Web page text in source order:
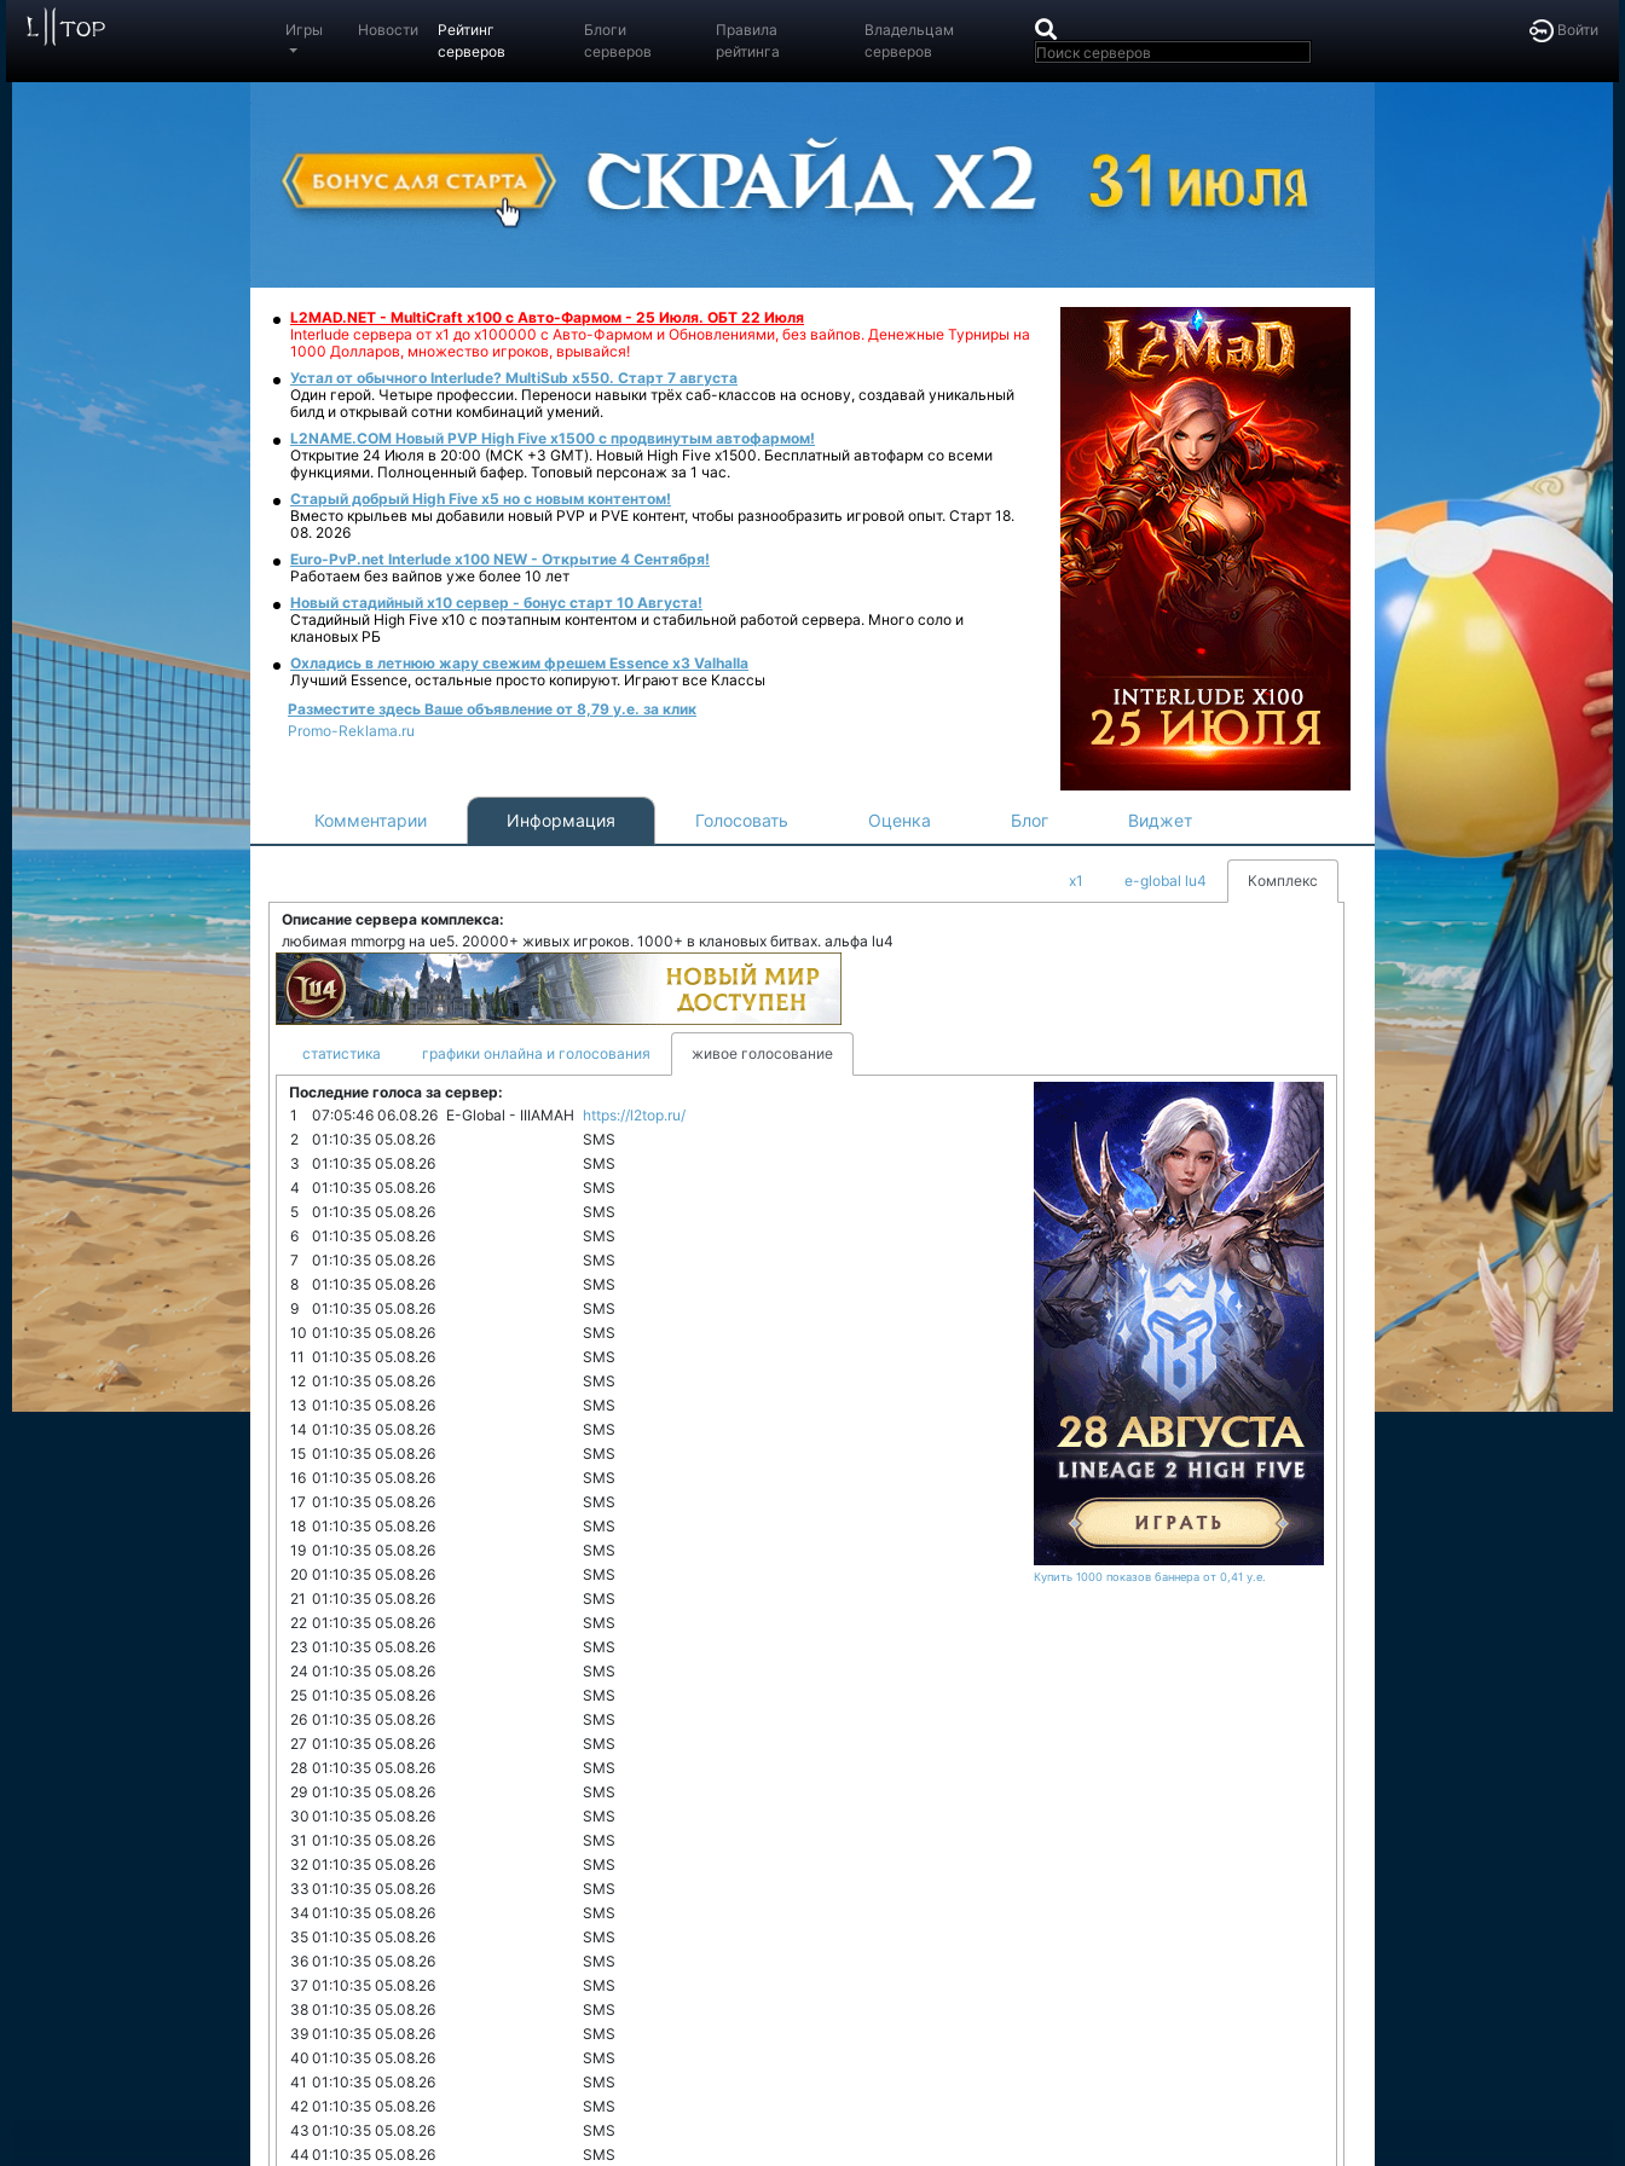
Войти
Игры Новости
Рейтинг
серверов
Блоги
серверов
Правила
рейтинга
Владельцам
серверов
L2MAD.NET - MultiCraft x100 с Авто-Фармом - 25 Июля. ОБТ 22 Июля
Interlude сервера от х1 до х100000 с Авто-Фармом и Обновлениями, без вайпов. Денежные Турниры на
1000 Долларов, множество игроков, врывайся!
Устал от обычного Interlude? MultiSub x550. Старт 7 августа
Один герой. Четыре профессии. Переноси навыки трёх саб-классов на основу, создавай уникальный
билд и открывай сотни комбинаций умений.
L2NAME.COM Новый PVP High Five x1500 с продвинутым автофармом!
Открытие 24 Июля в 20:00 (МСК +3 GMT). Новый High Five x1500. Бесплатный автофарм со всеми
функциями. Полноценный бафер. Топовый персонаж за 1 час.
Старый добрый High Five x5 но с новым контентом!
Вместо крыльев мы добавили новый PVP и PVE контент, чтобы разнообразить игровой опыт. Старт 18.
08. 2026
Euro-PvP.net Interlude х100 NEW - Открытие 4 Сентября!
Работаем без вайпов уже более 10 лет
Новый стадийный х10 сервер - бонус старт 10 Августа!
Стадийный High Five x10 с поэтапным контентом и стабильной работой сервера. Много соло и
клановых РБ
Охладись в летнюю жару свежим фрешем Essence x3 Valhalla
Лучший Essence, остальные просто копируют. Играют все Классы
Разместите здесь Ваше объявление от 8,79 у.е. за клик
Promo-Reklama.ru
Комментарии Информация Голосовать Оценка Блог Виджет
x1 e-global lu4 Комплекс
Описание сервера комплекса:
любимая mmorpg на ue5. 20000+ живых игроков. 1000+ в клановых битвах. альфа lu4
статистика графики онлайна и голосования живое голосование
Купить 1000 показов баннера от 0,41 у.е.
Последние голоса за сервер:
1
07:05:46 06.08.26 E-Global - IIIAMAH https://l2top.ru/
2
01:10:35 05.08.26
SMS
3
01:10:35 05.08.26
SMS
4
01:10:35 05.08.26
SMS
5
01:10:35 05.08.26
SMS
6
01:10:35 05.08.26
SMS
7
01:10:35 05.08.26
SMS
8
01:10:35 05.08.26
SMS
9
01:10:35 05.08.26
SMS
10 01:10:35 05.08.26
SMS
11 01:10:35 05.08.26
SMS
12 01:10:35 05.08.26
SMS
13 01:10:35 05.08.26
SMS
14 01:10:35 05.08.26
SMS
15 01:10:35 05.08.26
SMS
16 01:10:35 05.08.26
SMS
17 01:10:35 05.08.26
SMS
18 01:10:35 05.08.26
SMS
19 01:10:35 05.08.26
SMS
20 01:10:35 05.08.26
SMS
21 01:10:35 05.08.26
SMS
22 01:10:35 05.08.26
SMS
23 01:10:35 05.08.26
SMS
24 01:10:35 05.08.26
SMS
25 01:10:35 05.08.26
SMS
26 01:10:35 05.08.26
SMS
27 01:10:35 05.08.26
SMS
28 01:10:35 05.08.26
SMS
29 01:10:35 05.08.26
SMS
30 01:10:35 05.08.26
SMS
31 01:10:35 05.08.26
SMS
32 01:10:35 05.08.26
SMS
33 01:10:35 05.08.26
SMS
34 01:10:35 05.08.26
SMS
35 01:10:35 05.08.26
SMS
36 01:10:35 05.08.26
SMS
37 01:10:35 05.08.26
SMS
38 01:10:35 05.08.26
SMS
39 01:10:35 05.08.26
SMS
40 01:10:35 05.08.26
SMS
41 01:10:35 05.08.26
SMS
42 01:10:35 05.08.26
SMS
43 01:10:35 05.08.26
SMS
44 01:10:35 05.08.26 SMS